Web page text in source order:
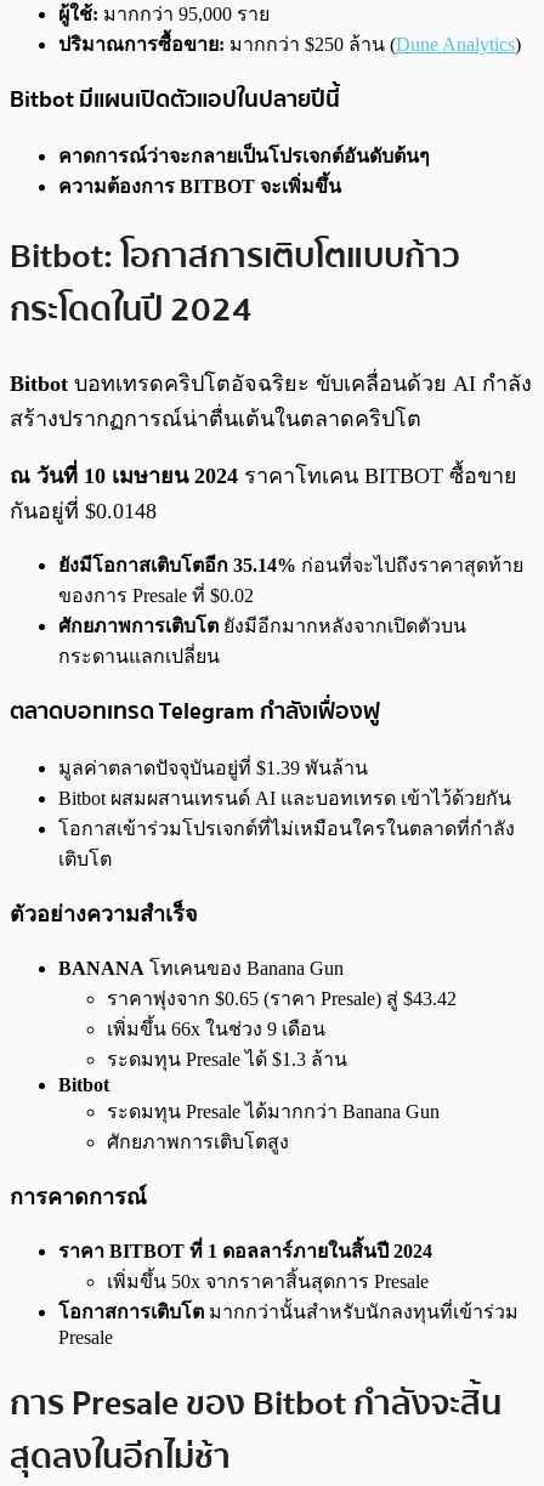
ผู้ใช้: มากกว่า 95,000 ราย
ปริมาณการซื้อขาย: มากกว่า $250 ล้าน (Dune Analytics)
Bitbot มีแผนเปิดตัวแอปในปลายปีนี้
คาดการณ์ว่าจะกลายเป็นโปรเจกต์อันดับต้นๆ
ความต้องการ BITBOT จะเพิ่มขึ้น
Bitbot: โอกาสการเติบโตแบบก้าว
กระโดดในปี 2024
Bitbot บอทเทรดคริปโตอัจฉริยะ ขับเคลื่อนด้วย AI กำลัง
สร้างปรากฏการณ์น่าตื่นเต้นในตลาดคริปโต
ณ วันที่ 10 เมษายน 2024 ราคาโทเคน BITBOT ซื้อขาย
กันอยู่ที่ $0.0148
ยังมีโอกาสเติบโตอีก 35.14% ก่อนที่จะไปถึงราคาสุดท้าย
ของการ Presale ที่ $0.02
ศักยภาพการเติบโต ยังมีอีกมากหลังจากเปิดตัวบน
กระดานแลกเปลี่ยน
ตลาดบอทเทรด Telegram กำลังเฟื่องฟู
มูลค่าตลาดปัจจุบันอยู่ที่ $1.39 พันล้าน
Bitbot ผสมผสานเทรนด์ AI และบอทเทรด เข้าไว้ด้วยกัน
โอกาสเข้าร่วมโปรเจกต์ที่ไม่เหมือนใครในตลาดที่กำลัง
เติบโต
ตัวอย่างความสำเร็จ
BANANA โทเคนของ Banana Gun
ราคาพุ่งจาก $0.65 (ราคา Presale) สู่ $43.42
เพิ่มขึ้น 66x ในช่วง 9 เดือน
ระดมทุน Presale ได้ $1.3 ล้าน
Bitbot
ระดมทุน Presale ได้มากกว่า Banana Gun
ศักยภาพการเติบโตสูง
การคาดการณ์
ราคา BITBOT ที่ 1 ดอลลาร์ภายในสิ้นปี 2024
เพิ่มขึ้น 50x จากราคาสิ้นสุดการ Presale
โอกาสการเติบโต มากกว่านั้นสำหรับนักลงทุนที่เข้าร่วม
Presale
การ Presale ของ Bitbot กำลังจะสิ้น
สุดลงในอีกไม่ช้า